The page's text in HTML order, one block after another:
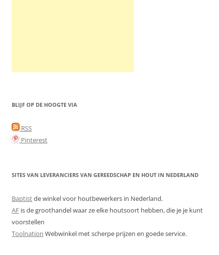
BLIJF OP DE HOOGTE VIA
RSS
Pinterest
SITES VAN LEVERANCIERS VAN GEREEDSCHAP EN HOUT IN NEDERLAND
Baptistde winkel voor houtbewerkers in Nederland.
AF is de groothandel waar ze elke houtsoort hebben, die je je kunt
voorstellen
Toolnation Webwinkel met scherpe prijzen en goede service.